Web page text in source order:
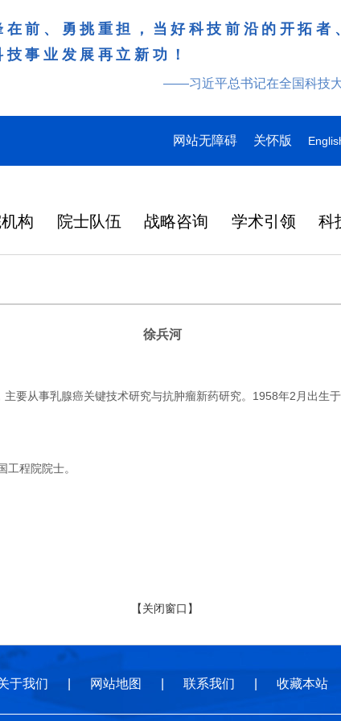
前、勇挑重担，当好科技前沿的开拓
事业发展再立新功！
——习近平总书记在全国科技
网站无障碍 关怀版
构 院士队伍 战略咨询 学术引领 科
徐兵河
从事乳腺癌关键技术研究与抗肿瘤新药研究。1958年2月出生
程院院士。
【关闭窗口】
于我们 网站地图 联系我们 收藏本站